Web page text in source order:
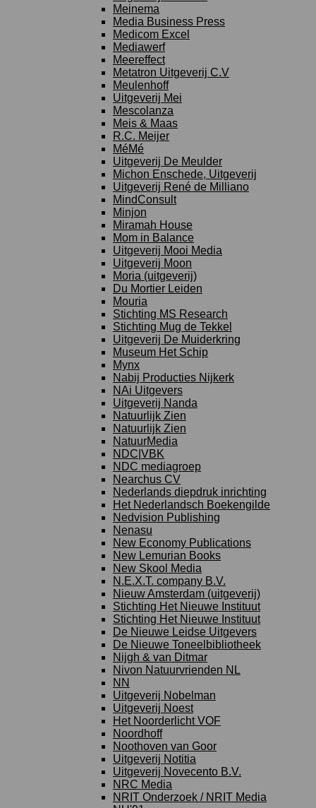
Meinema
Media Business Press
Medicom Excel
Mediawerf
Meereffect
Metatron Uitgeverij C.V
Meulenhoff
Uitgeverij Mei
Mescolanza
Meis & Maas
R.C. Meijer
MéMé
Uitgeverij De Meulder
Michon Enschede, Uitgeverij
Uitgeverij René de Milliano
MindConsult
Minjon
Miramah House
Mom in Balance
Uitgeverij Mooi Media
Uitgeverij Moon
Moria (uitgeverij)
Du Mortier Leiden
Mouria
Stichting MS Research
Stichting Mug de Tekkel
Uitgeverij De Muiderkring
Museum Het Schip
Mynx
Nabij Producties Nijkerk
NAi Uitgevers
Uitgeverij Nanda
Natuurlijk Zien
Natuurlijk Zien
NatuurMedia
NDC|VBK
NDC mediagroep
Nearchus CV
Nederlands diepdruk inrichting
Het Nederlandsch Boekengilde
Nedvision Publishing
Nenasu
New Economy Publications
New Lemurian Books
New Skool Media
N.E.X.T. company B.V.
Nieuw Amsterdam (uitgeverij)
Stichting Het Nieuwe Instituut
Stichting Het Nieuwe Instituut
De Nieuwe Leidse Uitgevers
De Nieuwe Toneelbibliotheek
Nijgh & van Ditmar
Nivon Natuurvrienden NL
NN
Uitgeverij Nobelman
Uitgeverij Noest
Het Noorderlicht VOF
Noordhoff
Noothoven van Goor
Uitgeverij Notitia
Uitgeverij Novecento B.V.
NRC Media
NRIT Onderzoek / NRIT Media